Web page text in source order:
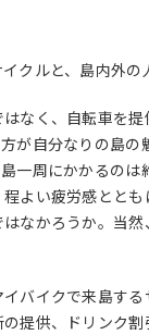
クルと、島内外の
なく、自転車を
が自分なりの島
一周にかかるのは
よい疲労感とと
なかろうか。当
バイクで来島す
提供、ドリンク